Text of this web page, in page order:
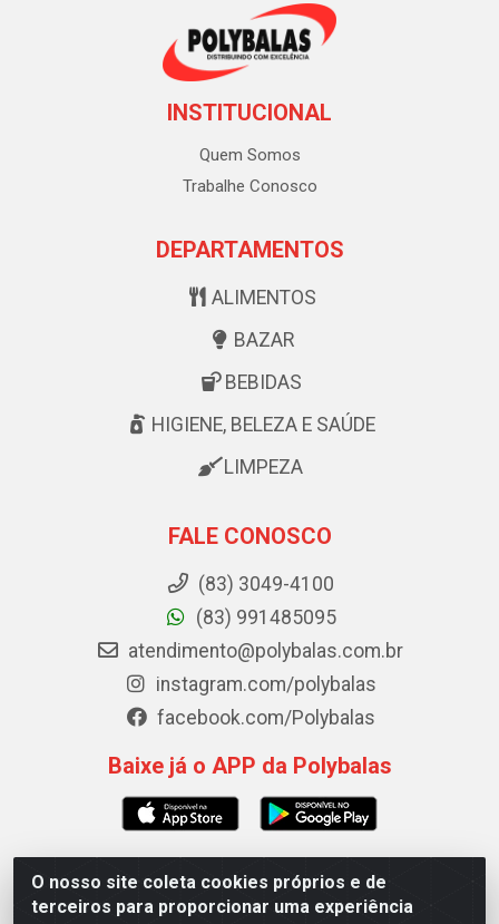
O nosso site coleta cookies próprios e de
terceiros para proporcionar uma experiência
INSTITUCIONAL
Quem Somos
Trabalhe Conosco
DEPARTAMENTOS
ALIMENTOS
BAZAR
BEBIDAS
HIGIENE, BELEZA E SAÚDE
LIMPEZA
FALE CONOSCO
(83) 3049-4100
(83) 991485095
atendimento@polybalas.com.br
instagram.com/polybalas
facebook.com/Polybalas
Baixe já o APP da Polybalas
Polybalas - Rua João Miguel de Souza, 173 Galpão B -
Ernesto Geisel, João Pessoa/PB - CEP 58.075-075 - CNPJ